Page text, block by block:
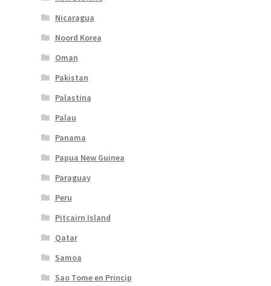
Nicaragua
Noord Korea
Oman
Pakistan
Palastina
Palau
Panama
Papua New Guinea
Paraguay
Peru
Pitcairn Island
Qatar
Samoa
Sao Tome en Princip